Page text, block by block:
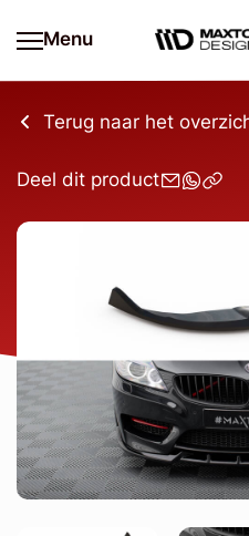
Menu
Terug naar het
Deel dit product